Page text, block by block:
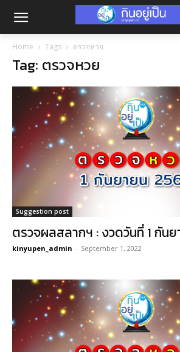
Home Tags ตรวจหวย
Tag: ตรวจหวย
Suggestion post
ตรวจผลสลากฯ : งวดวันที่ 1 กัน
kinyupen_admin - September 1, 2022